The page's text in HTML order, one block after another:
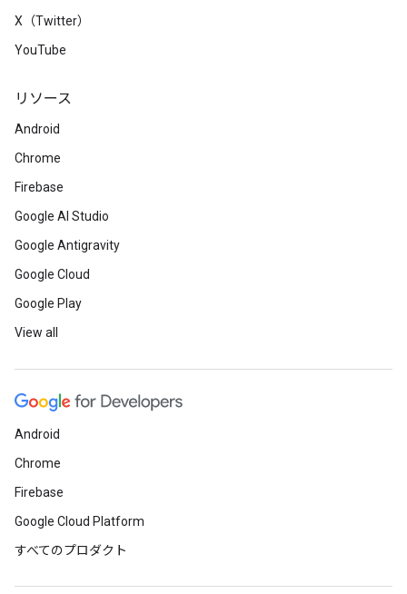
X（Twitter）
YouTube
リソース
Android
Chrome
Firebase
Google AI Studio
Google Antigravity
Google Cloud
Google Play
View all
Android
Chrome
Firebase
Google Cloud Platform
すべてのプロダクト